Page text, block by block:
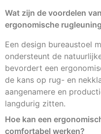
Wat zijn de voordelen
ergonomische
Een design bureaustoel
ondersteunt de
bevordert een
de kans op rug- en
aangenamere en
langdurig zitten.
Hoe kan een
comfortabel werken?